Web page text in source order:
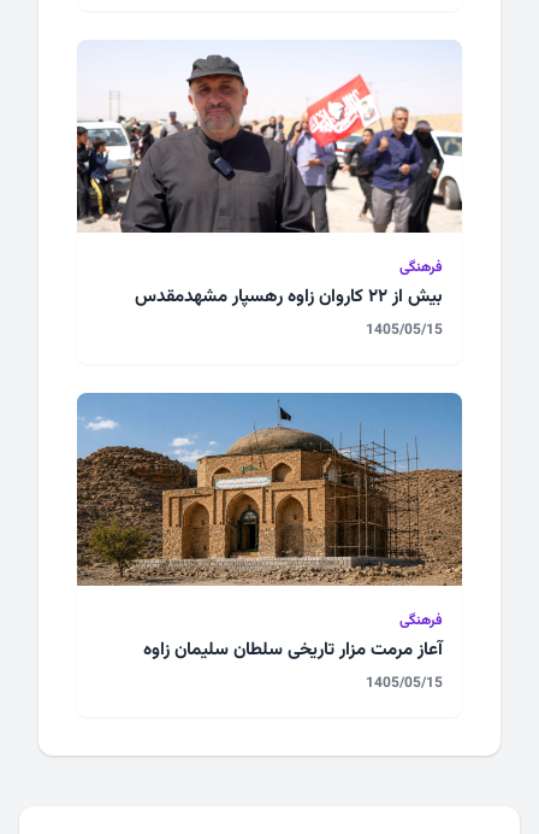
فرهنگی
بیش از 22 کاروان زاوه رهسپار مشهدمقدس
1405/05/15
فرهنگی
آعاز مرمت مزار تاریخی سلطان سلیمان زاوه
1405/05/15